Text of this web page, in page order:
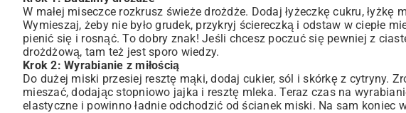
W małej miseczce rozkrusz świeże drożdże. Dodaj łyżeczkę cukru,
Wymieszaj, żeby nie było grudek, przykryj ściereczką i odstaw w ciepłe
pienić się i rosnąć. To dobry znak! Jeśli chcesz poczuć się pewniej z
drożdżową, tam też jest sporo wiedzy.
Krok 2: Wyrabianie z miłością
Do dużej miski przesiej resztę mąki, dodaj cukier, sól i skórkę z cytryny.
mieszać, dodając stopniowo jajka i resztę mleka. Teraz czas na
elastyczne i powinno ładnie odchodzić od ścianek miski. Na sam koniec